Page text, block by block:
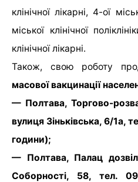
клінічної лікарні, 4-ої
міської клінічної
клінічної лікарні.
Також, свою роботу
масової вакцинації
— Полтава, Торгово-
вулиця Зіньківська, 6/1а,
години);
— Полтава, Палац
Соборності, 58, тел.